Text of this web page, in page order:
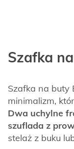
Szafka
Szafka na buty
minimalizm,
Dwa uchylne
szuflada z
stelaż z buku